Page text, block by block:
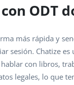
ODT
más rápida y
sesión. Chatize
con libros,
legales, lo que